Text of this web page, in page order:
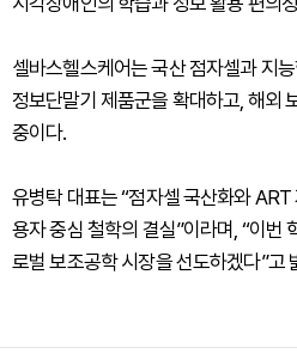
셀바스헬스케어는 국산 점자셀과 지
정보단말기 제품군을 확대하고, 해외
중이다.
유병탁 대표는 “점자셀 국산화와
용자 중심 철학의 결실”이라며, “이번
로벌 보조공학 시장을 선도하겠다”고